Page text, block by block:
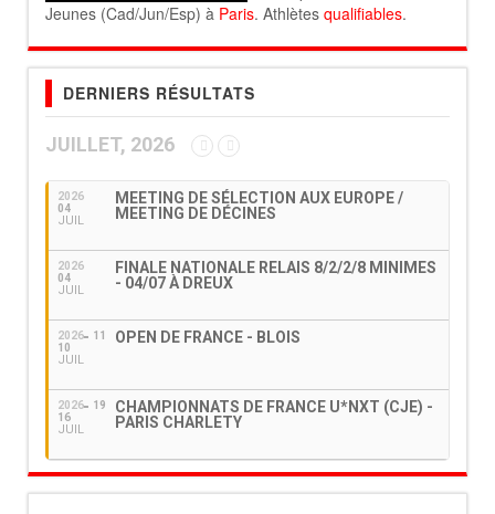
Jeunes (Cad/Jun/Esp) à Paris. Athlètes qualifiables.
DERNIERS RÉSULTATS
JUILLET, 2026
2026
04
JUIL
MEETING DE SÉLECTION AUX EUROPE /
MEETING DE DÉCINES
2026
04
JUIL
FINALE NATIONALE RELAIS 8/2/2/8 MINIMES
- 04/07 À DREUX
2026
10
JUIL
11 OPEN DE FRANCE - BLOIS
2026
16
JUIL
19
CHAMPIONNATS DE FRANCE U*NXT (CJE) -
PARIS CHARLETY